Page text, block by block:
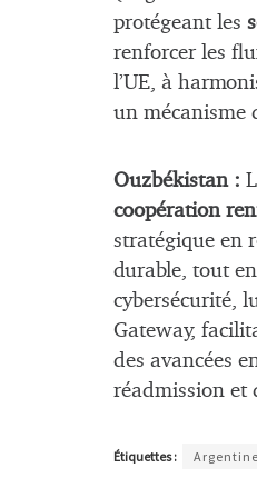
protégeant les
renforcer les
l’UE, à
un mécanisme
Ouzbékistan :
coopération
stratégique en
durable, tout
cybersécurité,
Gateway,
des avancées
réadmission et
Étiquettes : Argentine